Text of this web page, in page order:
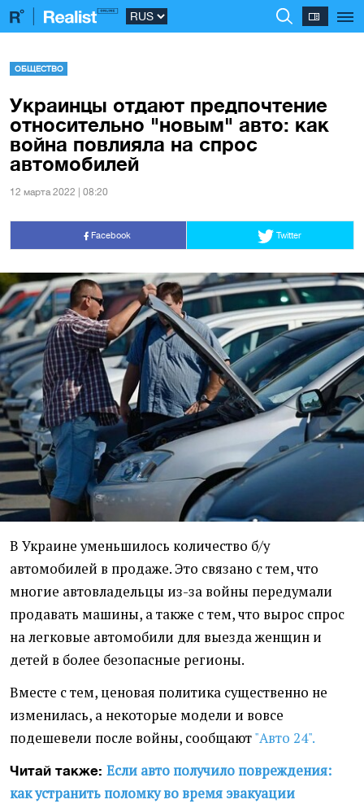
ОБЩЕСТВО
Украинцы отдают предпочтение
относительно "новым" авто: как
война повлияла на спрос
автомобилей
12 марта 2022 | 08:20
Facebook Twitter
В Украине уменьшилось количество б/у
автомобилей в продаже. Это связано с тем, что
многие автовладельцы из-за войны передумали
продавать машины, а также с тем, что вырос спрос
на легковые автомобили для выезда женщин и
детей в более безопасные регионы.
Вместе с тем, ценовая политика существенно не
изменилась, а некоторые модели и вовсе
подешевели после войны, сообщают"Авто 24".
Читай также: Если авто получило повреждения:
как устранить поломку во время эвакуации